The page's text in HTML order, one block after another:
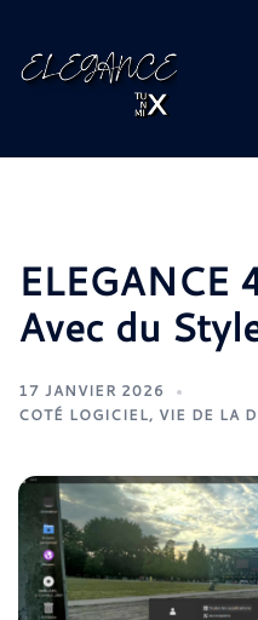
contenu
ELEGANCE
Avec du
17 JANVIER 2026
COTÉ LOGICIEL, VIE DE LA